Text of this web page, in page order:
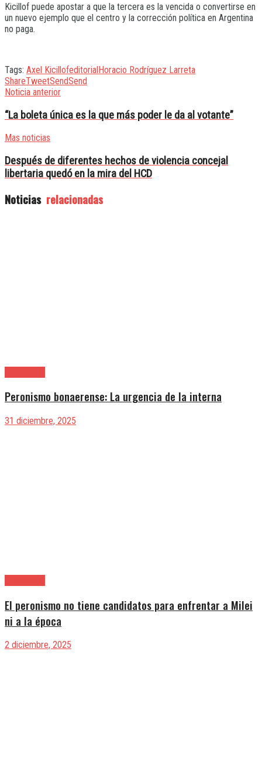
Kicillof puede apostar a que la tercera es la vencida o convertirse en
un nuevo ejemplo que el centro y la corrección política en Argentina
no paga.
Tags: Axel KicillofeditorialHoracio Rodríguez Larreta
ShareTweetSendSend
Noticia anterior
“La boleta única es la que más poder le da al votante”
Mas noticias
Después de diferentes hechos de violencia concejal
libertaria quedó en la mira del HCD
Noticias relacionadas
Peronismo bonaerense: La urgencia de la interna
31 diciembre, 2025
El peronismo no tiene candidatos para enfrentar a Milei
ni a la época
2 diciembre, 2025